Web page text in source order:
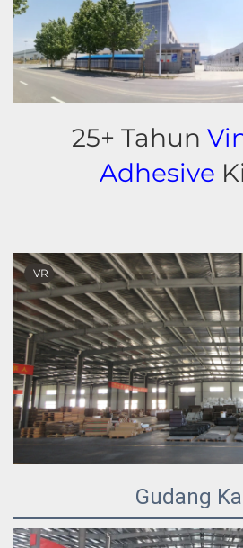
25+ Tahun
Adhesive
VR
Gudang